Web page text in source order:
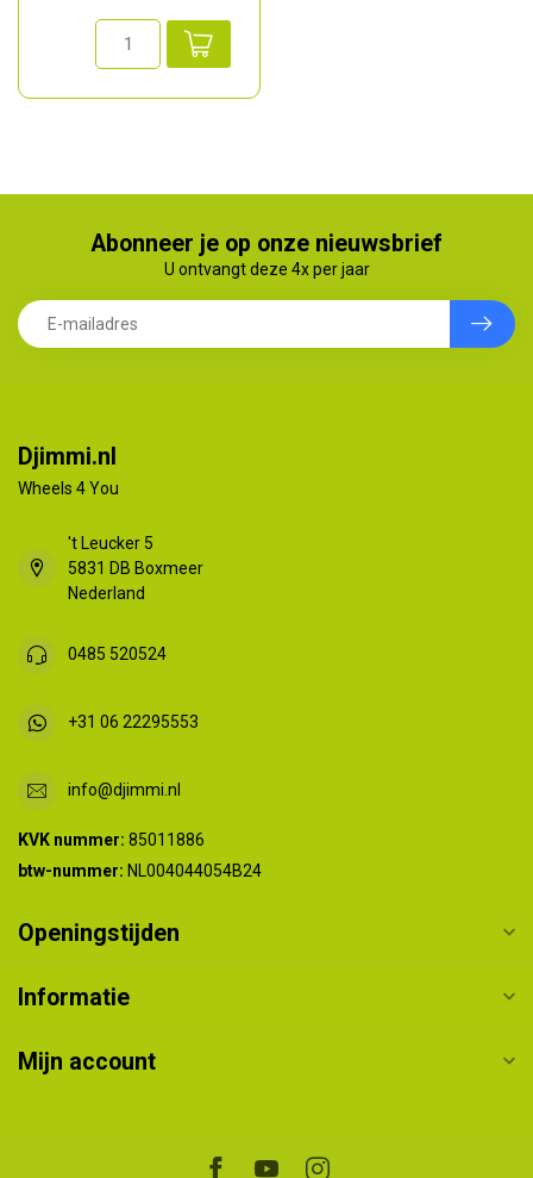
Abonneer je op onze nieuwsbrief
U ontvangt deze 4x per jaar
Djimmi.nl
Wheels 4 You
't Leucker 5
5831 DB Boxmeer
Nederland
0485 520524
+31 06 22295553
info@djimmi.nl
KVK nummer: 85011886
btw-nummer: NL004044054B24
Openingstijden
Informatie
Mijn account